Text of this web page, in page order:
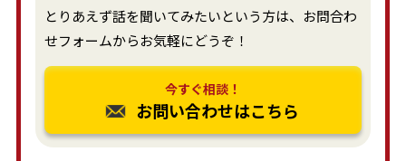
とりあえず話を聞いてみたいという方は、お問合わ
せフォームからお気軽にどうぞ！
今すぐ相談！
お問い合わせはこちら